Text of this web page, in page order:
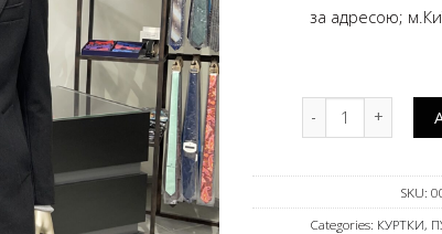
за адресою;
Класичне пальто
SKU:
Categories: КУРТКИ,